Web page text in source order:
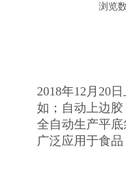
浏览
2018年12月20
如；自动上边
全自动生产平
广泛应用于食